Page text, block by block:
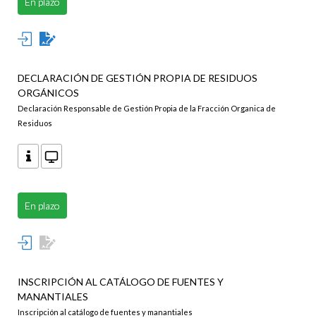
DECLARACIÓN DE GESTIÓN PROPIA DE RESIDUOS
ORGÁNICOS
Declaración Responsable de Gestión Propia de la Fracción Organica de
Residuos
En plazo
INSCRIPCIÓN AL CATÁLOGO DE FUENTES Y
MANANTIALES
Inscripción al catálogo de fuentes y manantiales